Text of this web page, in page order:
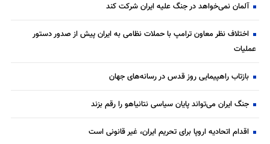
آلمان نمی‌خواهد در جنگ علیه ایران شرکت کند
اختلاف نظر معاون ترامپ با حملات نظامی به ایران پیش از صدور دستور
عملیات
بازتاب راهپیمایی روز قدس در رسانه‌های جهان
جنگ ایران می‌تواند پایان سیاسی نتانیاهو را رقم بزند
اقدام اتحادیه اروپا برای تحریم ایران، غیر قانونی است